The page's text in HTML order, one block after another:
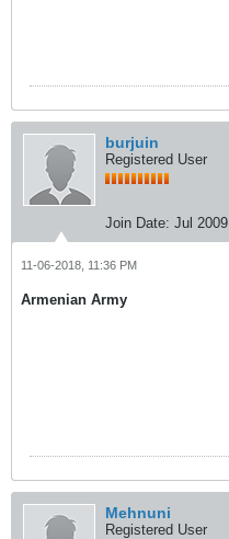
burjuin
Registered User
Join Date: Jul 2009
11-06-2018, 11:36 PM
Armenian Army
Mehnuni
Registered User